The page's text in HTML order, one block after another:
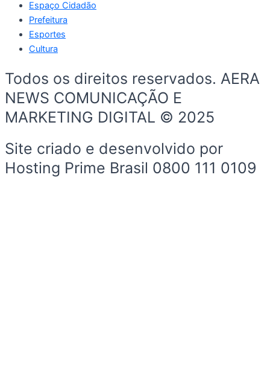
Espaço Cidadão
Prefeitura
Esportes
Cultura
Todos os direitos reservados. AERA
NEWS COMUNICAÇÃO E
MARKETING DIGITAL © 2025
Site criado e desenvolvido por
Hosting Prime Brasil 0800 111 0109